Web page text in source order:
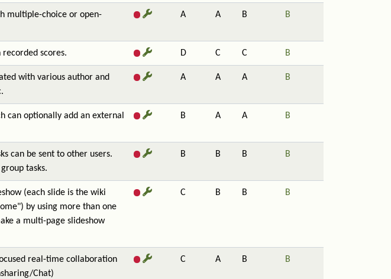
multiple-choice or open-
A A B B
scores. D C C B
with various author and
A A A B
can optionally add an external
B A A B
can be sent to other users.
tasks.
B B B B
(each slide is the wiki
by using more than one
a multi-page slideshow
C B B B
real-time collaboration
Chat)
C A B B